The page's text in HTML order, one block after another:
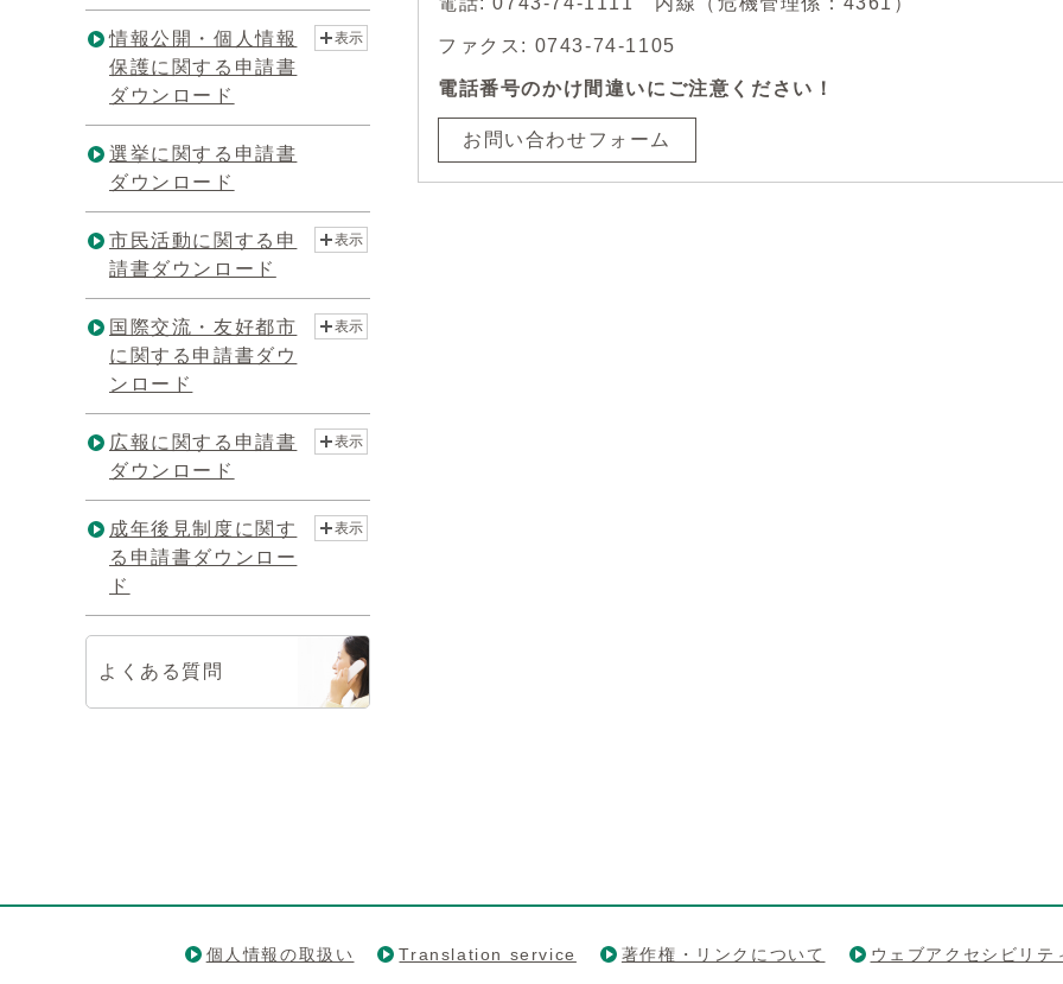
ファクス: 0743-74-1105
電話番号のかけ間違いにご注意ください！
お問い合わせフォーム
情報公開・個人情報
保護に関する申請書
ダウンロード
表示
選挙に関する申請書
ダウンロード
市民活動に関する申
請書ダウンロード
表示
国際交流・友好都市
に関する申請書ダウ
ンロード
表示
広報に関する申請書
ダウンロード
表示
成年後見制度に関す
る申請書ダウンロー
ド
表示
よくある質問
個人情報の取扱い Translation service 著作権・リンクについて ウェブアクセシビリテ